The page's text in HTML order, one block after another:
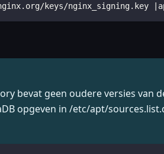
keys/nginx_signing.key
bevat geen oudere versies van
opgeven in /etc/apt/